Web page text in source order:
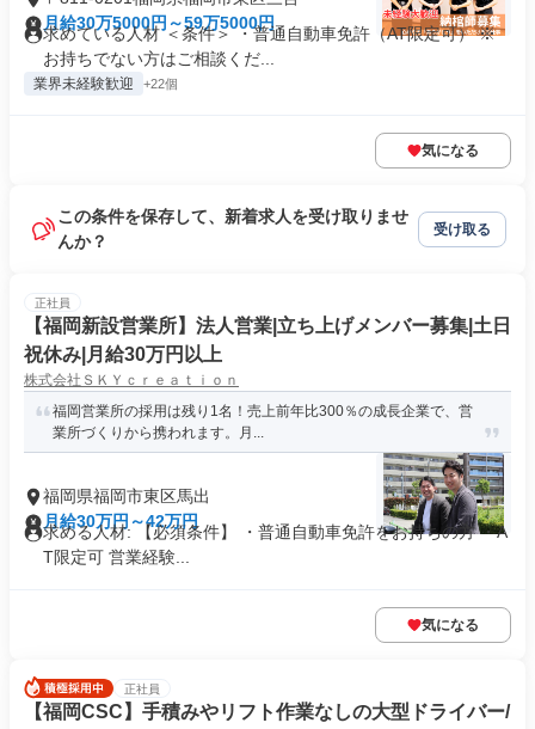
月給30万5000円～59万5000円
求めている人材 ＜条件＞ ・普通自動車免許（AT限定可） ※
お持ちでない方はご相談くだ...
業界未経験歓迎 +22個
気になる
この条件を保存して、新着求人を受け取りませ
んか？
受け取る
正社員
【福岡新設営業所】法人営業|立ち上げメンバー募集|土日
祝休み|月給30万円以上
株式会社ＳＫＹｃｒｅａｔｉｏｎ
福岡営業所の採用は残り1名！売上前年比300％の成長企業で、営
業所づくりから携われます。月...
福岡県福岡市東区馬出
月給30万円～42万円
求める人材: 【必須条件】 ・普通自動車免許をお持ちの方 ・A
T限定可 営業経験...
気になる
正社員
【福岡CSC】手積みやリフト作業なしの大型ドライバー/